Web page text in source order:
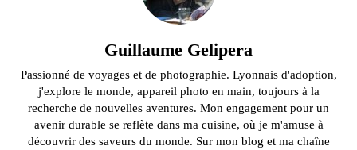
Guillaume Gelipera
Passionné de voyages et de photographie. Lyonnais d'adoption,
j'explore le monde, appareil photo en main, toujours à la
recherche de nouvelles aventures. Mon engagement pour un
avenir durable se reflète dans ma cuisine, où je m'amuse à
découvrir des saveurs du monde. Sur mon blog et ma chaîne